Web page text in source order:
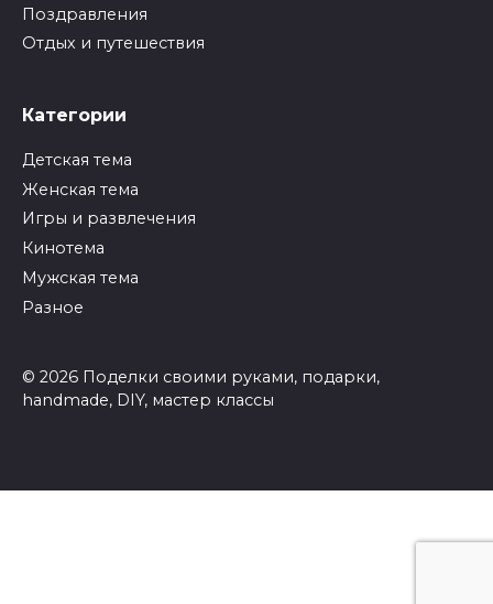
Поздравления
Отдых и путешествия
Категории
Детская тема
Женская тема
Игры и развлечения
Кинотема
Мужская тема
Разное
© 2026 Поделки своими руками, подарки,
handmade, DIY, мастер классы